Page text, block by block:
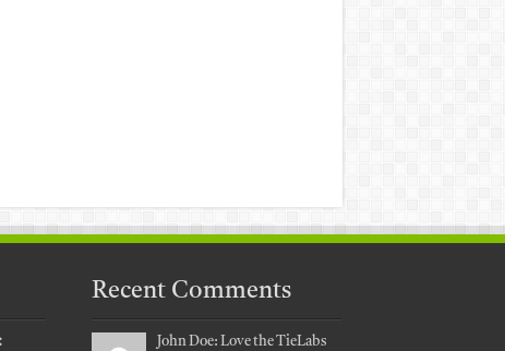
Recent Comments
John Doe: Love the TieLabs